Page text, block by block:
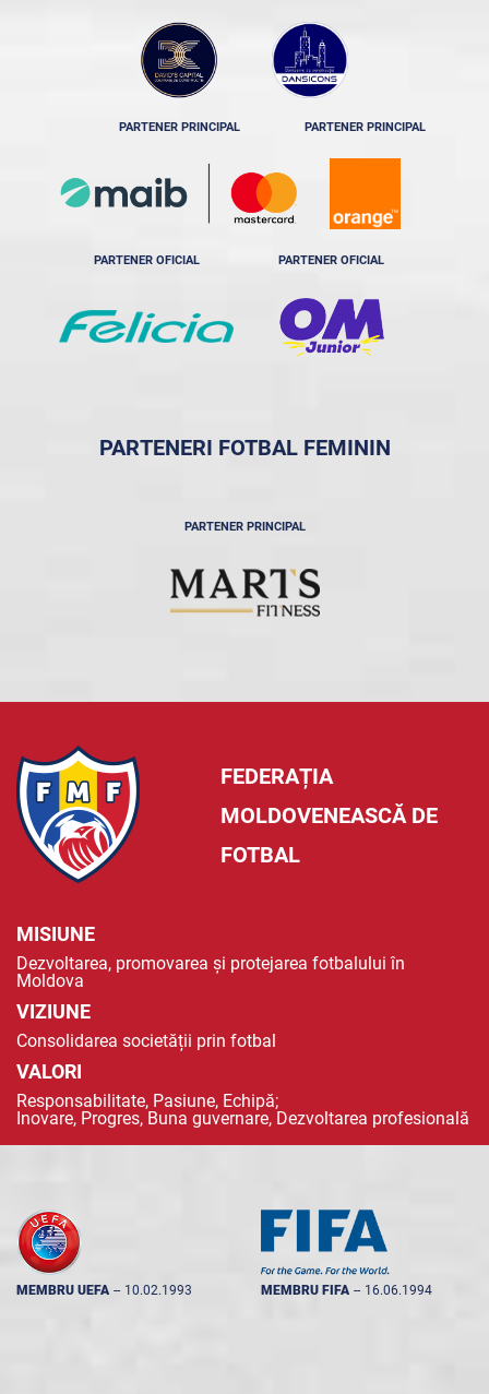
PARTENER PRINCIPAL PARTENER PRINCIPAL
PARTENER OFICIAL PARTENER OFICIAL
PARTENERI FOTBAL FEMININ
PARTENER PRINCIPAL
FEDERAȚIA
MOLDOVENEASCĂ DE
FOTBAL
MISIUNE
Dezvoltarea, promovarea și protejarea fotbalului în
Moldova
VIZIUNE
Consolidarea societății prin fotbal
VALORI
Responsabilitate, Pasiune, Echipă;
Inovare, Progres, Buna guvernare, Dezvoltarea profesională
MEMBRU UEFA -- 10.02.1993 MEMBRU FIFA -- 16.06.1994